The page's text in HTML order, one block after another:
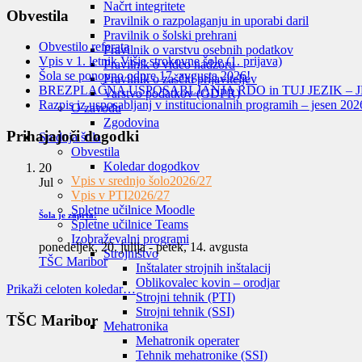
Načrt integritete
Pravilnik o razpolaganju in uporabi daril
Pravilnik o šolski prehrani
Pravilnik o varstvu osebnih podatkov
Pravilnik o video nadzoru
Pravilnik o zaščiti prijaviteljev
Varstvo podatkov (GDPR)
O zavodu
Zgodovina
Srednja šola
Obvestila
Koledar dogodkov
Vpis v srednjo šolo2026/27
Vpis v PTI2026/27
Spletne učilnice Moodle
Spletne učilnice Teams
Izobraževalni programi
Strojništvo
Inštalater strojnih inštalacij
Oblikovalec kovin – orodjar
Strojni tehnik (PTI)
Strojni tehnik (SSI)
Mehatronika
Mehatronik operater
Tehnik mehatronike (SSI)
Obvestila
Obvestilo referata
Vpis v 1. letnik Višje strokovne šole (1. prijava)
Šola se ponovno odpre 17. avgusta 2026!
BREZPLAČNA USPOSABLJANJA RDO in TUJ JEZIK –
Razpis iz usposabljanj v institucionalnih programih – jesen
Prihajajoči dogodki
20
Jul
Šola je zaprta!
ponedeljek, 20. julija-petek, 14. avgusta
TŠC Maribor
Prikaži celoten koledar…
TŠC Maribor